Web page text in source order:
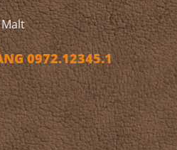
0972.12345.1